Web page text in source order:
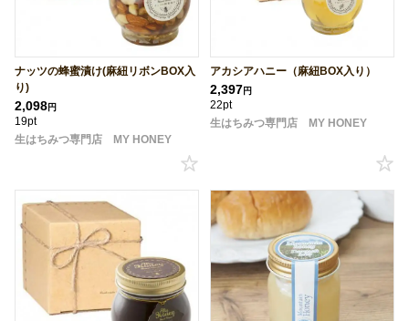
ナッツの蜂蜜漬け(麻紐リボンBOX入
り)
2,098円
19pt
生はちみつ専門店 MY HONEY
アカシアハニー（麻紐BOX入り）
2,397円
22pt
生はちみつ専門店 MY HONEY